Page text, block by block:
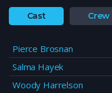
Cast Crew
Pierce Brosnan
Salma Hayek
Woody Harrelson